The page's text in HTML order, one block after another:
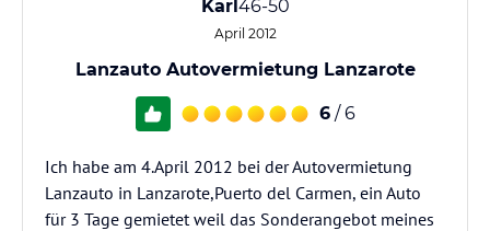
Karl46-50
April 2012
Lanzauto Autovermietung Lanzarote
6 / 6
Ich habe am 4.April 2012 bei der Autovermietung
Lanzauto in Lanzarote,Puerto del Carmen, ein Auto
für 3 Tage gemietet weil das Sonderangebot meines